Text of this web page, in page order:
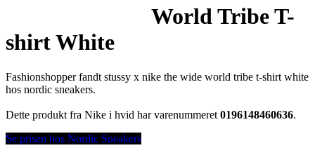
World Tribe T-
shirt White
Fashionshopper fandt stussy x nike the wide world tribe t-shirt white
hos nordic sneakers.
Dette produkt fra Nike i hvid har varenummeret 0196148460636.
Se prisen hos Nordic Sneakers